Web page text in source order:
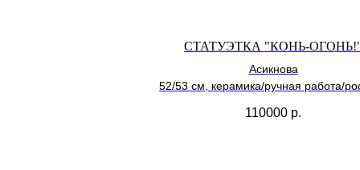
СТАТУЭТКА "КОНЬ-
Асикнова
52/53 см, керамика/ручная работа/
110000 р.